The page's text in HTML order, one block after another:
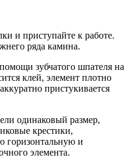
и приступайте к работе.
ряда камина.
зубчатого шпателя на
клей, элемент плотно
пристукивается
одинаковый размер,
крестики,
горизонтальную и
элемента.